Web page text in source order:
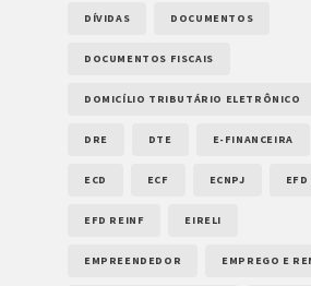
DÍVIDAS DOCUMENTOS
DOCUMENTOS FISCAIS
DOMICÍLIO TRIBUTÁRIO ELETRÔNICO
DRE DTE E-FINANCEIRA
ECD ECF ECNPJ EFD
EFD REINF EIRELI
EMPREENDEDOR EMPREGO E